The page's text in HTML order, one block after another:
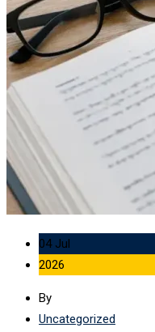
04 Jul
2026
By
Uncategorized